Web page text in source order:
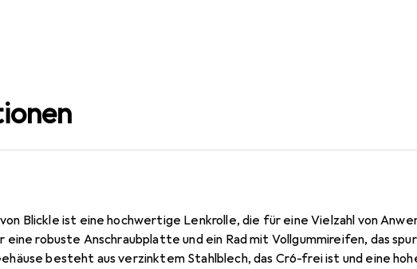
Blickle ist eine hochwertige Lenkrolle, die für eine Vielzahl von
robuste Anschraubplatte und ein Rad mit Vollgummireifen, das
besteht aus verzinktem Stahlblech, das Cr6-frei ist und eine